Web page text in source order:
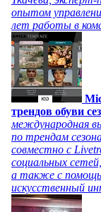
опытом
лет работы в
трендов обуви
международная
по трендам
совместно с
социальных
а также с
искусственный